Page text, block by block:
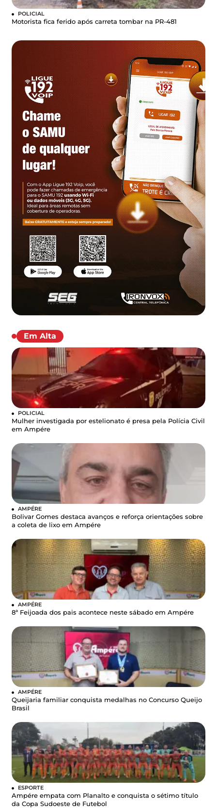
POLICIAL
Motorista fica ferido após carreta tombar na PR-481
Em Alta
POLICIAL
Mulher investigada por estelionato é presa pela Polícia Civil
em Ampére
AMPÉRE
Bolivar Gomes destaca avanços e reforça orientações sobre
a coleta de lixo em Ampére
AMPÉRE
8ª Feijoada dos pais acontece neste sábado em Ampére
AMPÉRE
Queijaria familiar conquista medalhas no Concurso Queijo
Brasil
ESPORTE
Ampére empata com Planalto e conquista o sétimo título
da Copa Sudoeste de Futebol